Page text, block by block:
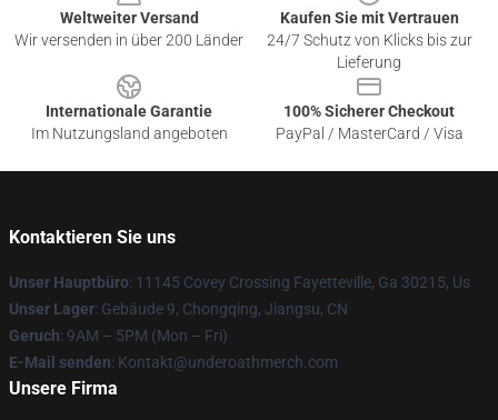
Weltweiter Versand
Wir versenden in über 200 Länder
Kaufen Sie mit Vertrauen
24/7 Schutz von Klicks bis zur
Lieferung
Internationale Garantie
Im Nutzungsland angeboten
100% Sicherer Checkout
PayPal / MasterCard / Visa
Kontaktieren Sie uns
Unser Hauptbüro: 11145 Covey Crossing Fayetteville, Ga 30215, Us
Unser Lager: Gebäude 9, Chongqing, Jiangsu, CN
Geruch: 9AM – 5PM (Mon – Fri)
E-Mail senden: Kontakt@underoathmerch.com
Unsere Firma